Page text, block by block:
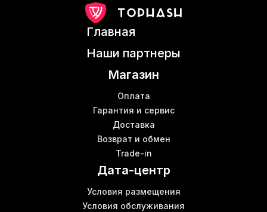
Купить antminer s17 pro
Bitmain antminer t17 купить
Купить wi fi роутер в Киеве
Главная
Наши партнеры
Магазин
Оплата
Гарантия и сервис
Доставка
Возврат и обмен
Trade-in
Дата-центр
Условия размещения
Условия обслуживания